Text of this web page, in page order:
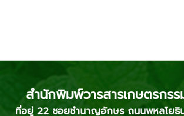
สำนักพิมพ์วารสารเกษตรกร
ที่อยู่ 22 ซอยชำนาญอักษร ถนนพหลโยธิ